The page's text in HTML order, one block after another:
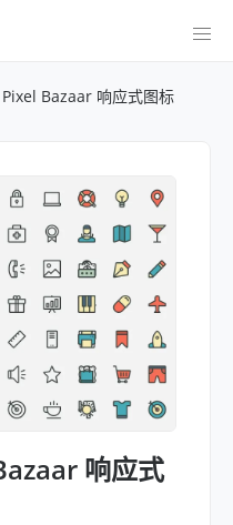
Bazaar 响应式图标
响应式